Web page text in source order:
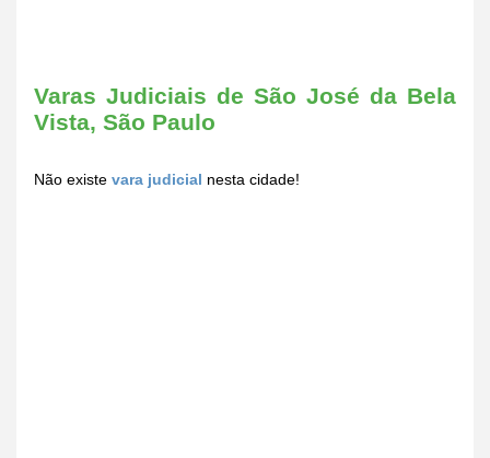
Varas Judiciais de São José da Bela
Vista, São Paulo
Não existe vara judicial nesta cidade!